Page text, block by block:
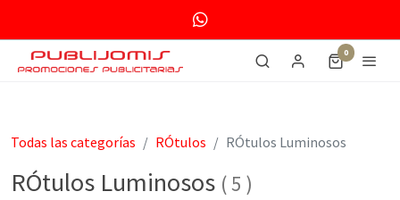
0
Todas las categorías RÓtulos RÓtulos Luminosos
RÓtulos Luminosos ( 5 )